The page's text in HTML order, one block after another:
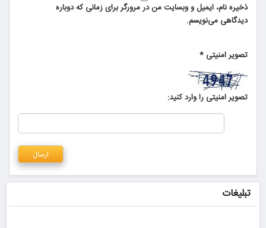
ذخیره نام، ایمیل و وبسایت من در مرورگر برای زمانی که دوباره
دیدگاهی می‌نویسم.
تصویر امنیتی *
تصویر امنیتی را وارد کنید:
تبلیغات